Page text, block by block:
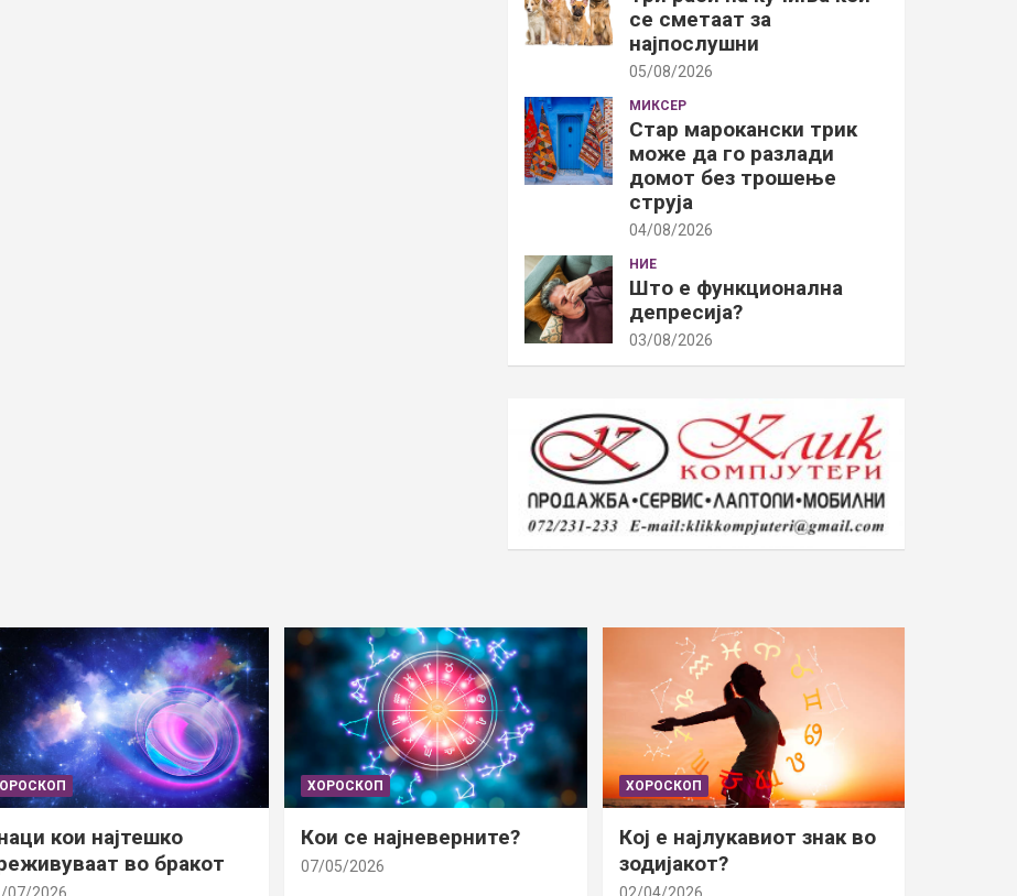
се сметаат за
најпослушни
05/08/2026
МИКСЕР
Стар марокански трик
може да го разлади
домот без трошење
струја
04/08/2026
НИЕ
Што е функционална
депресија?
03/08/2026
кои најтешко
во бракот
ХОРОСКОП
Кои се најневерните?
07/05/2026
ХОРОСКОП
Кој е најлукавиот знак во
зодијакот?